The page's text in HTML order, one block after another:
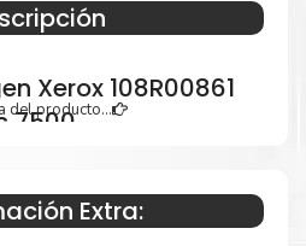
Xerox 108R00861
7500
del producto...
Extra: